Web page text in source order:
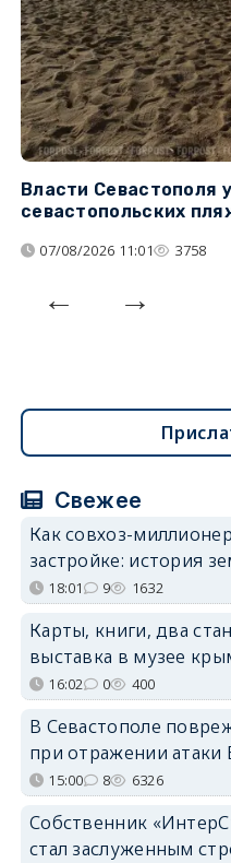
Власти Севастополя
севастопольских
07/08/2026 11:01 3758
Свежее
Как совхоз-
застройке: история
18:01 9 1632
Карты, книги, два
выставка в музее
16:02 0 400
В Севастополе
при отражении
15:00 8 6326
Собственник
стал заслуженным